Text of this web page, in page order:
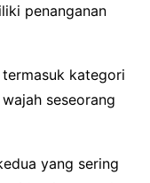
penanganan
kategori
seseorang
yang sering